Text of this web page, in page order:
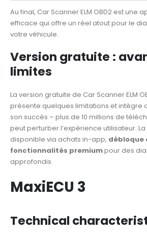
Au final, Car Scanner ELM OBD2 est une
efficace qui offre un réel atout pour le
votre véhicule.
Version gratuite :
limites
La version gratuite de Car Scanner ELM
présente quelques limitations et intègre
son succès – plus de 10 millions de
peut perturber l’expérience utilisateur.
disponible via achats in-app, débloque
fonctionnalités premiumpour des
approfondis.
MaxiECU 3
Technical